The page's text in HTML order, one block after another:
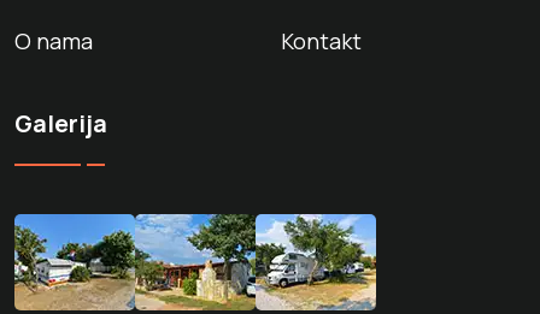
O nama
Kontakt
Galerija